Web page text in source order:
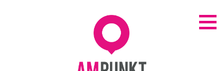
ALLE IMMOBILIEN